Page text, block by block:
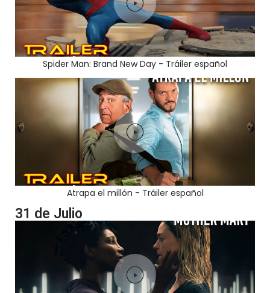
Spider Man: Brand New Day - Tráiler español
Atrapa el millón - Tráiler español
31 de Julio